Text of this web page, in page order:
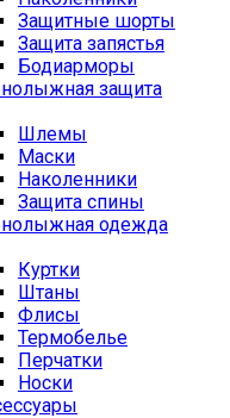
Защитные шорты
Защита запястья
Бодиарморы
защита
Шлемы
Маски
Наколенники
Защита спины
одежда
Куртки
Штаны
Флисы
Термобелье
Перчатки
Носки